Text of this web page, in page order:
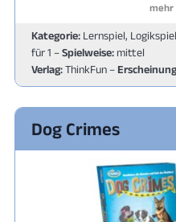
mehr
Kategorie: Lernspiel,
für 1 –Spielweise: mittel
Verlag:ThinkFun –
Dog Crimes